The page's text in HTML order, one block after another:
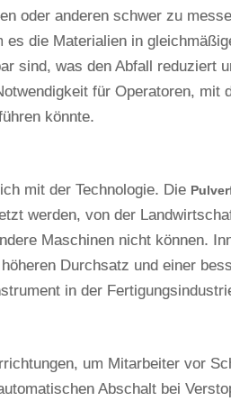
oder anderen schwer zu
die Materialien in
sind, was den Abfall reduziert
für Operatoren, mit
könnte.
mit der Technologie. Die
werden, von der
Maschinen nicht können.
Durchsatz und einer
in der
um Mitarbeiter vor
Abschalt bei